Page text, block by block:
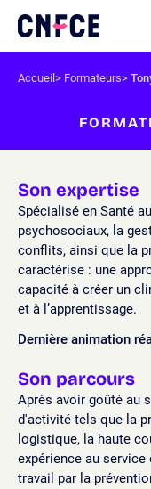
contenu
à
recherche
Logo
site
Accueil Formateurs
Son expertise
Spécialisé en Santé
psychosociaux, la
conflits, ainsi que la
caractérise : une
capacité à créer un
et à l’apprentissage.
Dernière animation
Son parcours
Après avoir goûté au
d'activité tels que la
logistique, la haute
expérience au
travail par la